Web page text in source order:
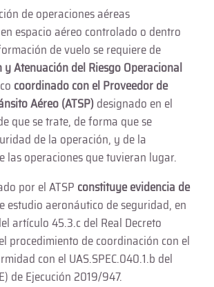
de operaciones aéreas
espacio aéreo controlado o dentro
de vuelo se requiere de
y Atenuación del Riesgo Operacional
coordinado con el Proveedor de
Aéreo (ATSP)designado en el
que se trate, de forma que se
de la operación, y de la
las operaciones que tuvieran lugar.
por el ATSP constituye evidencia de
estudio aeronáutico de seguridad, en
artículo 45.3.c del Real Decreto
procedimiento de coordinación con el
con el UAS.SPEC.040.1.b del
de Ejecución 2019/947.